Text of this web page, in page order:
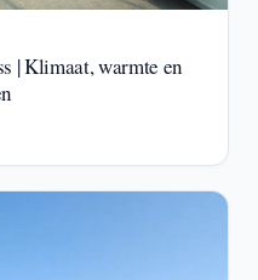
| Klimaat, warmte en